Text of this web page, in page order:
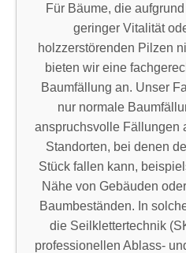
Für Bäume, die
geringer Vitalität
holzzerstörenden Pilzen
bieten wir eine
Baumfällung an. Unser
nur normale
anspruchsvolle Fällungen
Standorten, bei denen
Stück fallen kann,
Nähe von Gebäuden
Baumbeständen. In
die Seilklettertechnik
professionellen Ablass-